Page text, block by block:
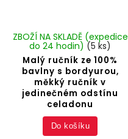
Malý ručník ze 100%
bavlny s bordyurou,
měkký ručník v
jedinečném odstínu
celadonu
ZBOŽÍ NA SKLADĚ (expedice
do 24 hodin) (5 ks)
Do košíku